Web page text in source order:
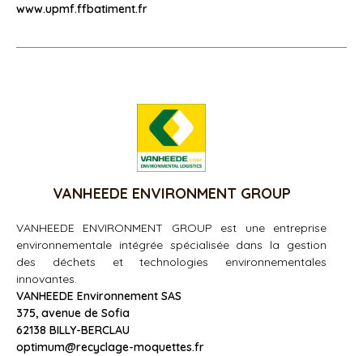
www.upmf.ffbatiment.fr
VANHEEDE ENVIRONMENT GROUP
VANHEEDE ENVIRONMENT GROUP est une entreprise
environnementale intégrée spécialisée dans la gestion
des déchets et technologies environnementales
innovantes.
VANHEEDE Environnement SAS
375, avenue de Sofia
62138 BILLY-BERCLAU
optimum@recyclage-moquettes.fr